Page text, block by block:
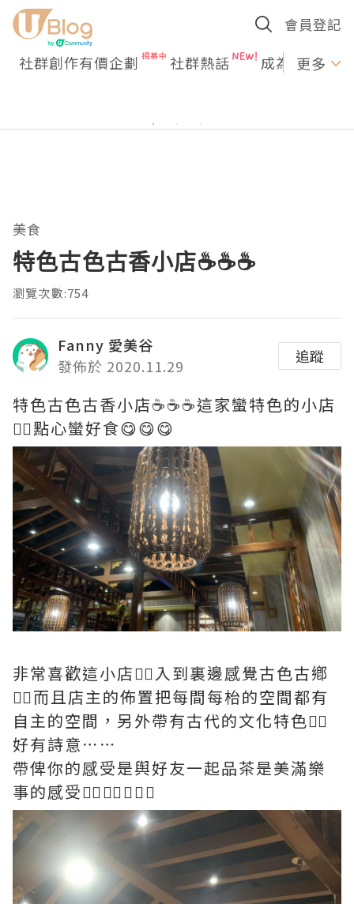
會員登記
社群創作有價企劃 社群熱話 成為U更多
美食
特色古色古香小店☕️☕️☕️
瀏覽次數:754
Fanny 愛美谷
發佈於 2020.11.29
追蹤
特色古色古香小店☕️☕️☕️這家蠻特色的小店
👍🏻點心蠻好食😋😋😋
非常喜歡這小店👍🏻入到裏邊感覺古色古鄕
👍🏻而且店主的佈置把每間每枱的空間都有
自主的空間，另外帶有古代的文化特色👍🏻
好有詩意⋯⋯
帶俾你的感受是舆好友一起品茶是美滿樂
事的感受👍🏻👍🏻😍😍😍